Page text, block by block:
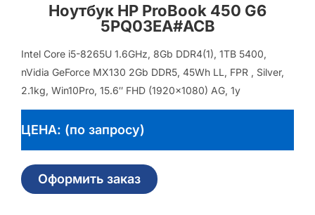
Ноутбук HP ProBook 450 G6
5PQ03EA#ACB
Intel Core i5-8265U 1.6GHz, 8Gb DDR4(1), 1TB 5400,
nVidia GeForce MX130 2Gb DDR5, 45Wh LL, FPR , Silver,
2.1kg, Win10Pro, 15.6″ FHD (1920×1080) AG, 1y
ЦЕНА: (по запросу)
Оформить заказ